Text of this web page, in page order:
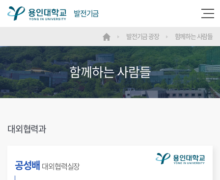
용
대
학
발전기금
기
함께하는 사람들
메
인
발전기금 광장 함께하는 사람들
대외협력과
공성배 대외협력실장